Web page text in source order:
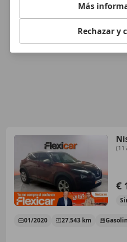
€
01/2020 27.543 km
Más
Rechazar y